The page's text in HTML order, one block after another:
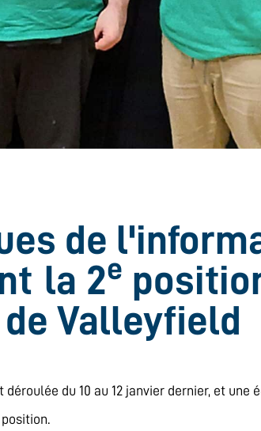
de
la 2e
Valleyfield
du 10 au 12 janvier dernier, et